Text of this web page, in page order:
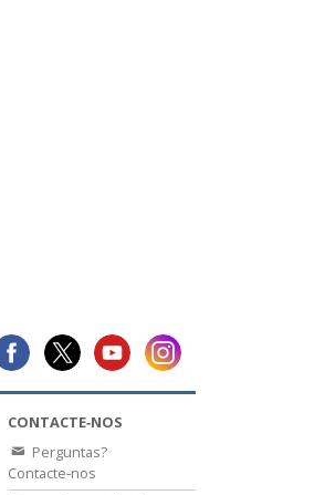
CONTACTE‑NOS
Perguntas?
Contacte‑nos